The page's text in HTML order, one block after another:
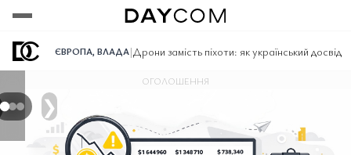
ЄВРОПА, ВЛАДА|Дрони замість піхоти: як український
❯
ОГОЛОШЕННЯ